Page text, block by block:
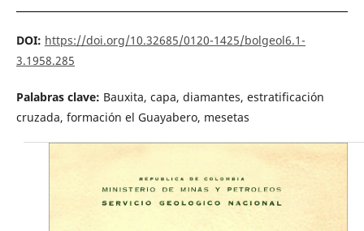
DOI: https://doi.org/10.32685/0120-1425/bolgeol6.1-
3.1958.285
Palabras clave: Bauxita, capa, diamantes, estratificación
cruzada, formación el Guayabero, mesetas